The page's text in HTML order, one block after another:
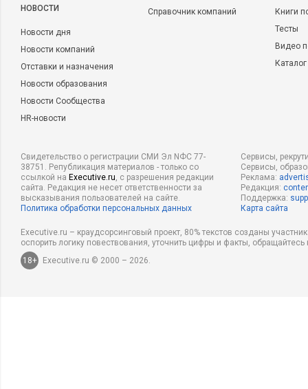
НОВОСТИ
Новости дня
Новости компаний
Отставки и назначения
Новости образования
Новости Сообщества
HR-новости
Справочник компаний
Книги
Тесты
Видео
Свидетельство о регистрации СМИ Эл NФС 77-
38751. Републикация материалов - только со
ссылкой на Executive.ru, с разрешения редакции
сайта. Редакция не несет ответственности за
высказывания пользователей на сайте.
Политика обработки персональных данных
Сервисы,
Сервисы,
Реклама:
Редакция:
Поддержка:
Карта сайта
Executive.ru – краудсорсинговый проект, 80% текстов созданы
оспорить логику повествования, уточнить цифры и факты,
18+
Executive.ru © 2000 – 2026.